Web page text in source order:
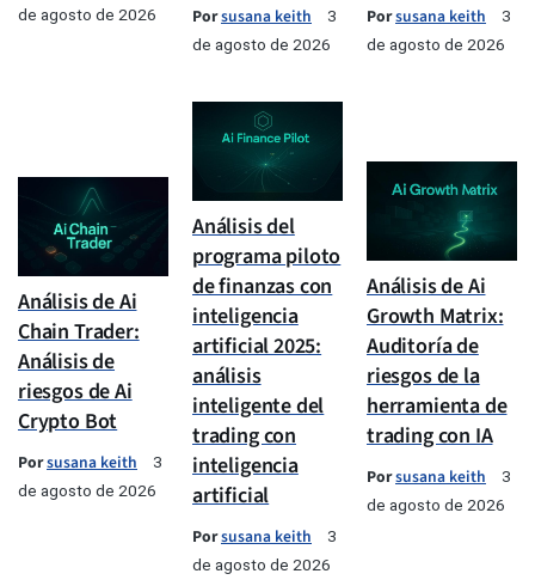
de agosto de 2026
Porsusana keith
3
de agosto de 2026
Porsusana keith
3
de agosto de 2026
Análisis de Ai
Chain Trader:
Análisis de
riesgos de Ai
Crypto Bot
Porsusana keith
3
de agosto de 2026
Análisis del
programa piloto
de finanzas con
inteligencia
artificial 2025:
análisis
inteligente del
trading con
inteligencia
artificial
Porsusana keith
3
de agosto de 2026
Análisis de Ai
Growth Matrix:
Auditoría de
riesgos de la
herramienta de
trading con IA
Porsusana keith
3
de agosto de 2026